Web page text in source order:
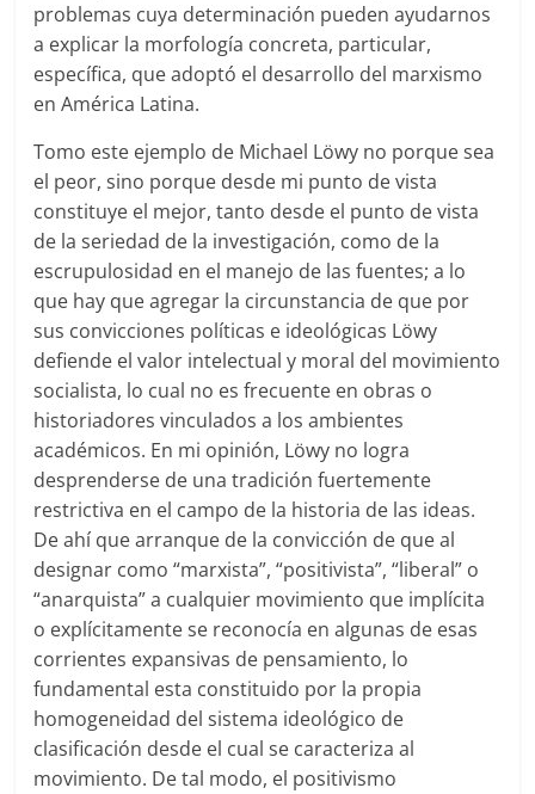
problemas cuya determinación pueden ayudarnos
a explicar la morfología concreta, particular,
específica, que adoptó el desarrollo del marxismo
en América Latina.
Tomo este ejemplo de Michael Löwy no porque sea
el peor, sino porque desde mi punto de vista
constituye el mejor, tanto desde el punto de vista
de la seriedad de la investigación, como de la
escrupulosidad en el manejo de las fuentes; a lo
que hay que agregar la circunstancia de que por
sus convicciones políticas e ideológicas Löwy
defiende el valor intelectual y moral del movimiento
socialista, lo cual no es frecuente en obras o
historiadores vinculados a los ambientes
académicos. En mi opinión, Löwy no logra
desprenderse de una tradición fuertemente
restrictiva en el campo de la historia de las ideas.
De ahí que arranque de la convicción de que al
designar como “marxista”, “positivista”, “liberal” o
“anarquista” a cualquier movimiento que implícita
o explícitamente se reconocía en algunas de esas
corrientes expansivas de pensamiento, lo
fundamental esta constituido por la propia
homogeneidad del sistema ideológico de
clasificación desde el cual se caracteriza al
movimiento. De tal modo, el positivismo